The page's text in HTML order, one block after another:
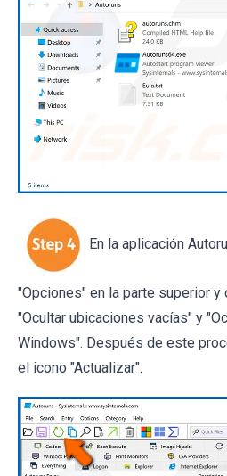
En la aplicación
"Opciones" en la parte superior
"Ocultar ubicaciones vacías" y
Windows". Después de este
el icono "Actualizar".